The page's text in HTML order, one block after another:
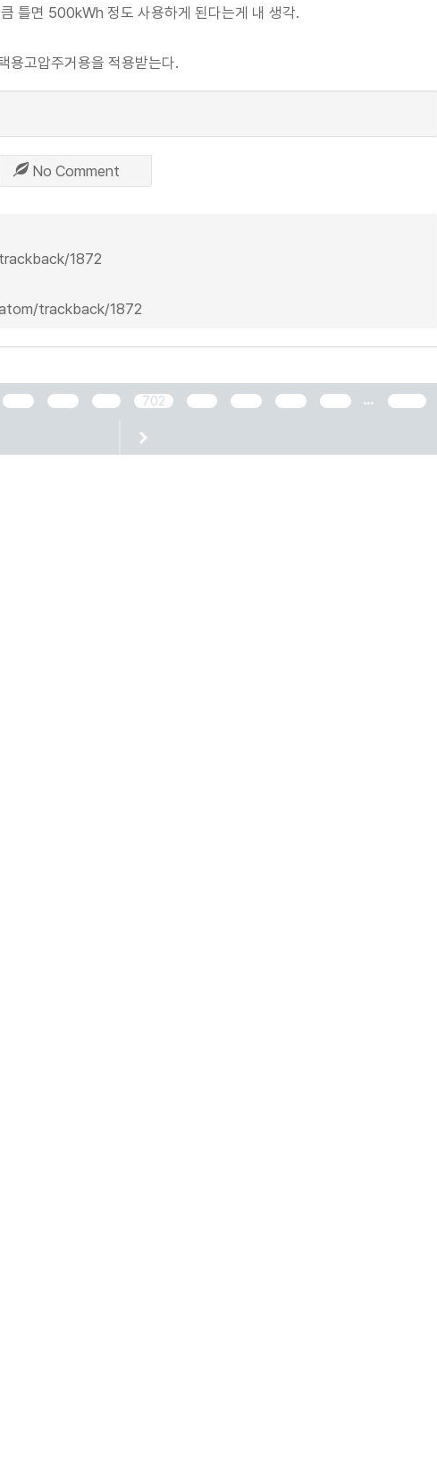
틀면 500kWh 정도 사용하게 된다는게 내 생각.
용고압주거용을 적용받는다.
No Comment
1872
trackback/1872
702 ...